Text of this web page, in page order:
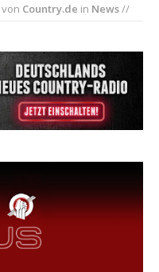
von Country.de in News//